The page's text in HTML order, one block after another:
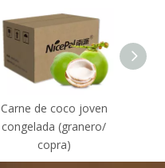
Carne de coco joven
congelada (granero/
copra)